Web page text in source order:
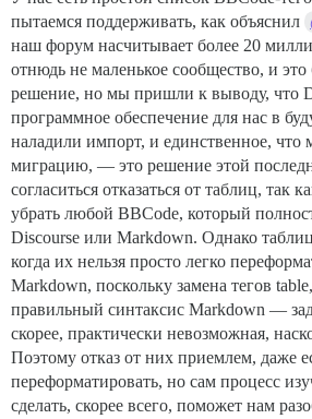
пытаемся поддерживать, как объяснил
наш форум насчитывает более 20
отнюдь не маленькое сообщество, и это
решение, но мы пришли к выводу, что
программное обеспечение для нас в
наладили импорт, и единственное, что
миграцию, — это решение этой
согласиться отказаться от таблиц, так
убрать любой BBCode, который
Discourse или Markdown. Однако
когда их нельзя просто легко
Markdown, поскольку замена тегов
правильный синтаксис Markdown —
скорее, практически невозможная,
Поэтому отказ от них приемлем, даже
переформатировать, но сам процесс
сделать, скорее всего, поможет нам